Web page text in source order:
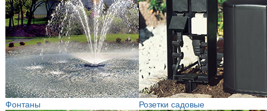
Фонтаны Розетки садовые